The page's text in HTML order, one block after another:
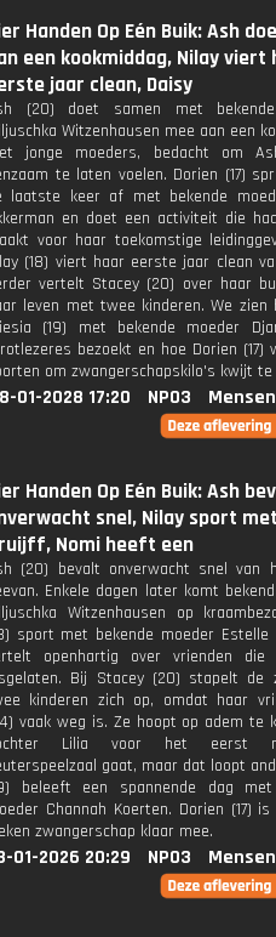
Handen Op Eén Buik: Ash
een kookmiddag, Nilay viert
jaar clean, Daisy
(20) doet samen met
Witzenhausen mee aan een
jonge moeders, bedacht om
te laten voelen. Dorien (17)
laatste keer af met bekende
en doet een activiteit die
voor haar toekomstige
(18) viert haar eerste jaar clean
vertelt Stacey (20) over haar
leven met twee kinderen. We zien
(19) met bekende moeder
bezoekt en hoe Dorien (17)
om zwangerschapskilo's kwijt te
01-2028 17:20 NPO3
Handen Op Eén Buik: Ash
snel, Nilay sport
Nomi heeft een
(20) bevalt onverwacht snel van
Enkele dagen later komt
Witzenhausen op
sport met bekende moeder
openhartig over vrienden
Bij Stacey (20) stapelt de
kinderen zich op, omdat haar
vaak weg is. Ze hoopt op adem te
Lilia voor het eerst
gaat, maar dat loopt
beleeft een spannende dag met
Channah Koerten. Dorien (17)
zwangerschap klaar mee.
01-2026 20:29 NPO3